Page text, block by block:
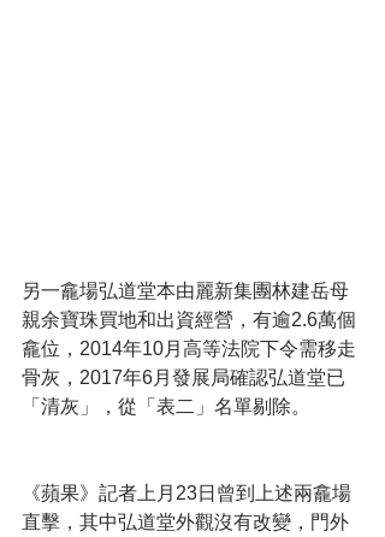
另一龕場弘道堂本由麗新集團林建岳母
親余寶珠買地和出資經營，有逾2.6萬個
龕位，2014年10月高等法院下令需移走
骨灰，2017年6月發展局確認弘道堂已
「清灰」，從「表二」名單剔除。
《蘋果》記者上月23日曾到上述兩龕場
直擊，其中弘道堂外觀沒有改變，門外